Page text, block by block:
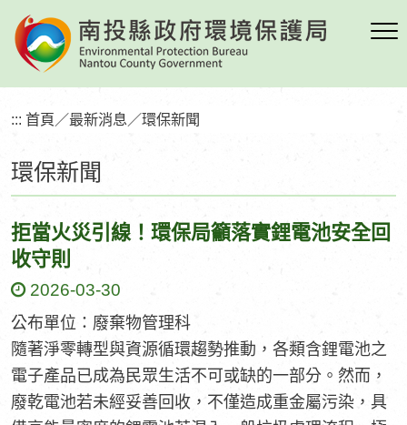
到
要
區
塊環保新聞
::: 首頁 ／最新消息 ／環保新聞
拒當火災引線！環保局籲落實鋰電池安全回
收守則
2026-03-30
公布單位：廢棄物管理科
隨著淨零轉型與資源循環趨勢推動，各類含鋰電池之
電子產品已成為民眾生活不可或缺的一部分。然而，
廢乾電池若未經妥善回收，不僅造成重金屬污染，具